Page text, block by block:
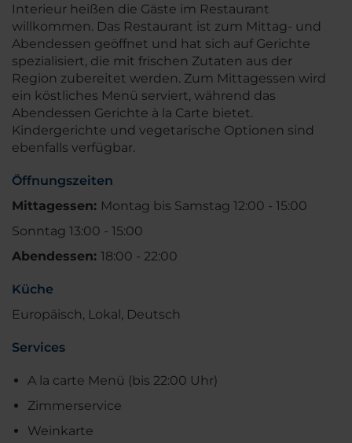
Interieur heißen die Gäste im Restaurant
willkommen. Das Restaurant ist zum Mittag- und
Abendessen geöffnet und hat sich auf Gerichte
spezialisiert, die mit frischen Zutaten aus der
Region zubereitet werden. Zum Mittagessen wird
ein köstliches Menü serviert, während das
Abendessen Gerichte à la Carte bietet.
Kindergerichte und vegetarische Optionen sind
ebenfalls verfügbar.
Öffnungszeiten
Mittagessen: Montag bis Samstag 12:00 - 15:00
Sonntag 13:00 - 15:00
Abendessen: 18:00 - 22:00
Küche
Europäisch, Lokal, Deutsch
Services
A la carte Menü (bis 22:00 Uhr)
Zimmerservice
Weinkarte